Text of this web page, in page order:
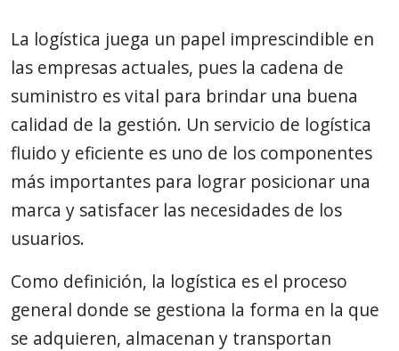
La logística juega un papel imprescindible en
las empresas actuales, pues la cadena de
suministro es vital para brindar una buena
calidad de la gestión. Un servicio de logística
fluido y eficiente es uno de los componentes
más importantes para lograr posicionar una
marca y satisfacer las necesidades de los
usuarios.
Como definición, la logística es el proceso
general donde se gestiona la forma en la que
se adquieren, almacenan y transportan